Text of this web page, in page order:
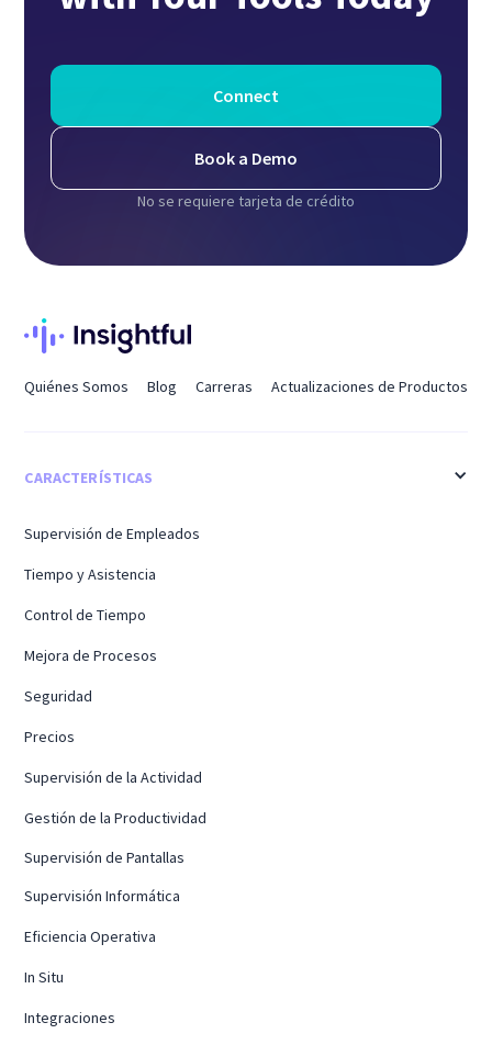
Connect
Book a Demo
No se requiere tarjeta de crédito
Quiénes Somos Blog Carreras Actualizaciones de Productos
CARACTERÍSTICAS
Supervisión de Empleados
Tiempo y Asistencia
Control de Tiempo
Mejora de Procesos
Seguridad
Precios
Supervisión de la Actividad
Gestión de la Productividad
Supervisión de Pantallas
Supervisión Informática
Eficiencia Operativa
In Situ
Integraciones